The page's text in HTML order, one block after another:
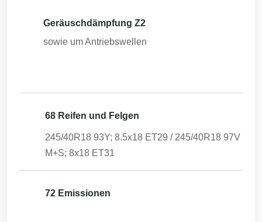
Geräuschdämpfung Z2
sowie um Antriebswellen
68 Reifen und Felgen
245/40R18 93Y; 8.5x18 ET29 / 245/40R18 97V
M+S; 8x18 ET31
72 Emissionen